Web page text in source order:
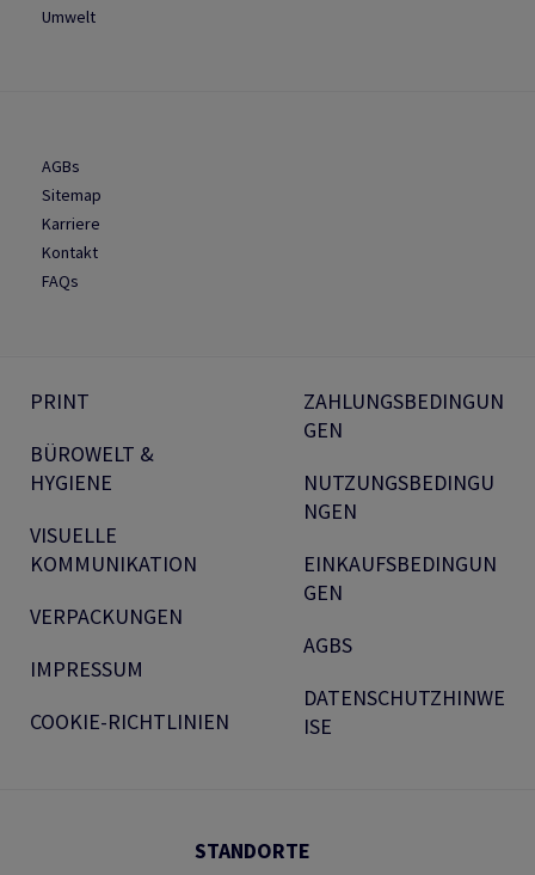
Umwelt
AGBs
Sitemap
Karriere
Kontakt
FAQs
PRINT
BÜROWELT &
HYGIENE
VISUELLE
KOMMUNIKATION
VERPACKUNGEN
IMPRESSUM
COOKIE-RICHTLINIEN
ZAHLUNGSBEDINGUN
GEN
NUTZUNGSBEDINGU
NGEN
EINKAUFSBEDINGUN
GEN
AGBS
DATENSCHUTZHINWE
ISE
STANDORTE